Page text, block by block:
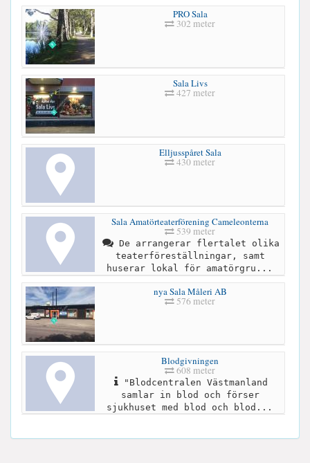
PRO Sala
302 meter
Sala Livs
427 meter
Elljusspåret Sala
430 meter
Sala Amatörteaterförening Cameleonterna
539 meter
De arrangerar flertalet olika
teaterföreställningar, samt
huserar lokal för amatörgru...
nya Sala Måleri AB
576 meter
Blodgivningen
608 meter
"Blodcentralen Västmanland
samlar in blod och förser
sjukhuset med blod och blod...